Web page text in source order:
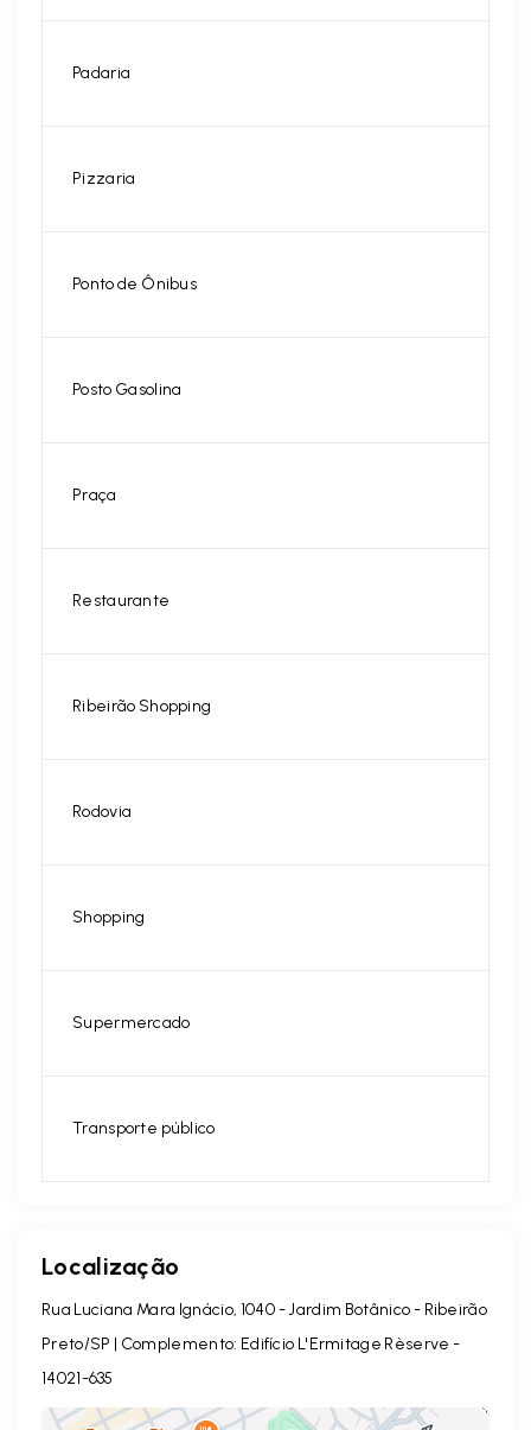
Padaria
Pizzaria
Ponto de Ônibus
Posto Gasolina
Praça
Restaurante
Ribeirão Shopping
Rodovia
Shopping
Supermercado
Transporte público
Localização
Rua Luciana Mara Ignácio, 1040 - Jardim Botânico - Ribeirão
Preto/SP | Complemento: Edifício L'Ermitage Rèserve -
14021-635